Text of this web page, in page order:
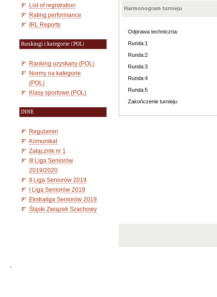
List of registration
Rating performance
IRL Reports
Rankingi i kategorie (POL)
Ranking uzyskany (POL)
Normy na kategorie
(POL)
Klasy sportowe (POL)
INNE
Regulamin
Komunikat
Załącznik nr 1
III Liga Seniorów
2019/2020
II Liga Seniorów 2019
I Liga Seniorów 2019
Ekstraliga Seniorów 2019
Śląski Związek Szachowy
Harmonogram turnieju
Odprawa techniczna:
Runda:1
Runda:2
Runda:3
Runda:4
Runda:5
Zakończenie turnieju:
'